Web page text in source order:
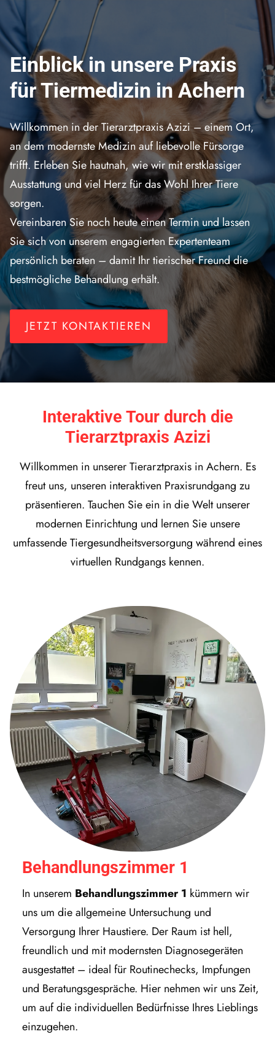
Einblick in unsere Praxis
für Tiermedizin in Achern
Willkommen in der Tierarztpraxis Azizi – einem Ort,
an dem modernste Medizin auf liebevolle Fürsorge
trifft. Erleben Sie hautnah, wie wir mit erstklassiger
Ausstattung und viel Herz für das Wohl Ihrer Tiere
sorgen.
Vereinbaren Sie noch heute einen Termin und lassen
Sie sich von unserem engagierten Expertenteam
persönlich beraten – damit Ihr tierischer Freund die
bestmögliche Behandlung erhält.
JETZT KONTAKTIEREN
Interaktive Tour durch die
Tierarztpraxis Azizi
Willkommen in unserer Tierarztpraxis in Achern. Es
freut uns, unseren interaktiven Praxisrundgang zu
präsentieren. Tauchen Sie ein in die Welt unserer
modernen Einrichtung und lernen Sie unsere
umfassende Tiergesundheitsversorgung während eines
virtuellen Rundgangs kennen.
Behandlungszimmer 1
In unserem Behandlungszimmer 1 kümmern wir
uns um die allgemeine Untersuchung und
Versorgung Ihrer Haustiere. Der Raum ist hell,
freundlich und mit modernsten Diagnosegeräten
ausgestattet – ideal für Routinechecks, Impfungen
und Beratungsgespräche. Hier nehmen wir uns Zeit,
um auf die individuellen Bedürfnisse Ihres Lieblings
einzugehen.